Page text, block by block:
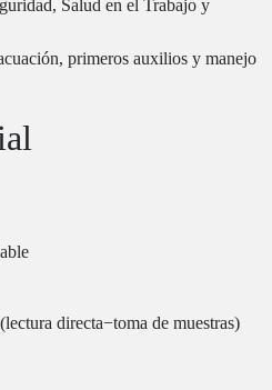
Salud en el Trabajo y
primeros auxilios y manejo
directa−toma de muestras)